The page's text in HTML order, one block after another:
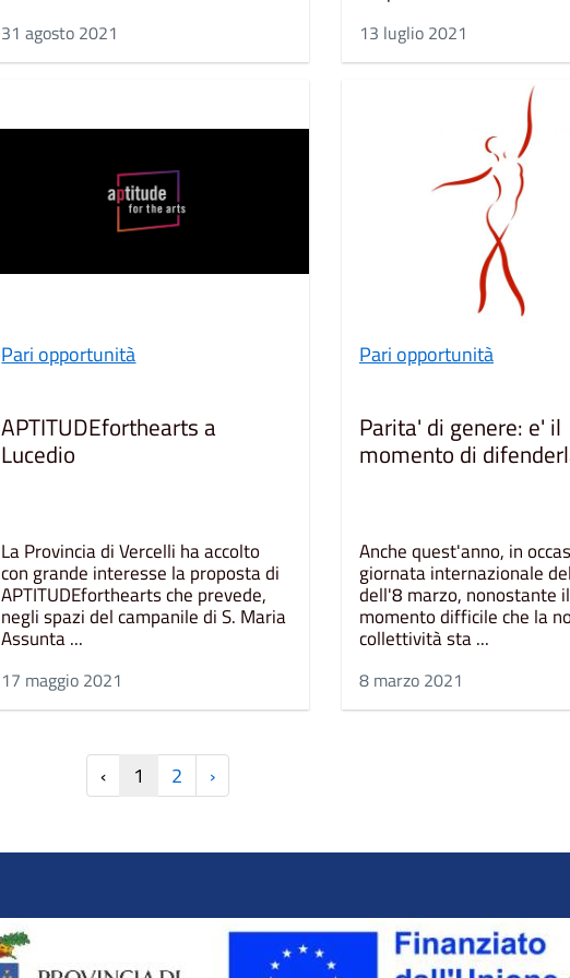
31 agosto 2021 13 luglio 2021
Pari opportunità
APTITUDEforthearts a
Lucedio
La Provincia di Vercelli ha accolto
con grande interesse la proposta di
APTITUDEforthearts che prevede,
negli spazi del campanile di S. Maria
Assunta ...
17 maggio 2021
Pari opportunità
Parita' di genere: e' il
momento di
Anche quest'anno, in
giornata internazionale
dell'8 marzo, nonostante il
momento difficile che la
collettività sta ...
8 marzo 2021
‹ 1 2 ›